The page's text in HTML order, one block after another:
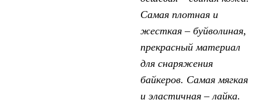
Самая плотная и
жесткая – буйволиная,
прекрасный материал
для снаряжения
байкеров. Самая мягкая
и эластичная – лайка.